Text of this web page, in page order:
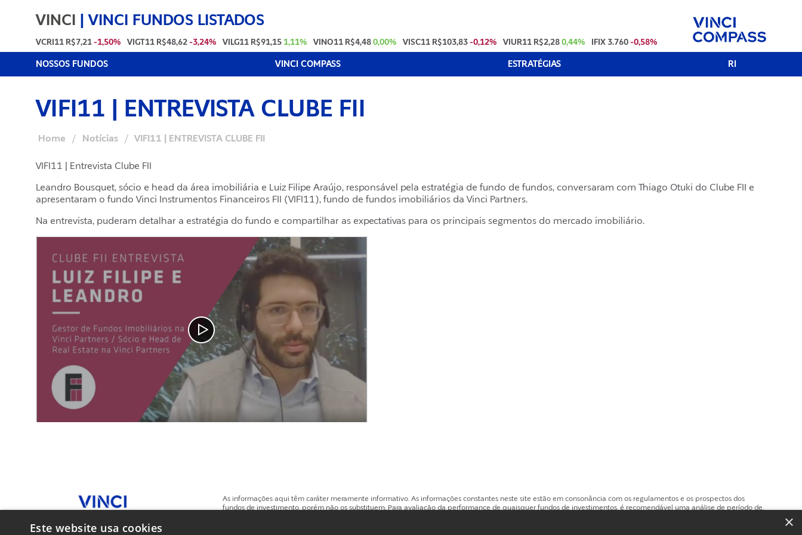
VINCI |VINCI FUNDOS LISTADOS
VCRI11 R$7,21 -1,50% VIGT11 R$48,62 -3,24% VILG11 R$91,15 1,11% VINO11 R$4,48 0,00% VISC11 R$103,83 -0,12% VIUR11 R$2,28 0,44% IFIX 3.760 -0,58%
NOSSOS FUNDOS VINCI COMPASS ESTRATÉGIAS RI
VIFI11 | ENTREVISTA CLUBE FII
Home / Notícias / VIFI11 | ENTREVISTA CLUBE FII
VIFI11 | Entrevista Clube FII
Leandro Bousquet, sócio e head da área imobiliária e Luiz Filipe Araújo, responsável pela estratégia de fundo de fundos, conversaram com Thiago Otuki do Clube FII e
apresentaram o fundo Vinci Instrumentos Financeiros FII (VIFI11), fundo de fundos imobiliários da Vinci Partners.
Na entrevista, puderam detalhar a estratégia do fundo e compartilhar as expectativas para os principais segmentos do mercado imobiliário.
As informações aqui têm caráter meramente informativo. As informações constantes neste site estão em consonância com os regulamentos e os prospectos dos
fundos de investimento, porém não os substituem. Para avaliação da performance de quaisquer fundos de investimentos, é recomendável uma análise de período de,
Fundos de investimento não contam com garantia da Vinci Compass, de qualquer de suas afiliadas, do administrador, de qualquer mecanismo de seguro ou, ainda, do Fundo Garantidor de Créditos (FGC). Ao investidor é
×
Este website usa cookies